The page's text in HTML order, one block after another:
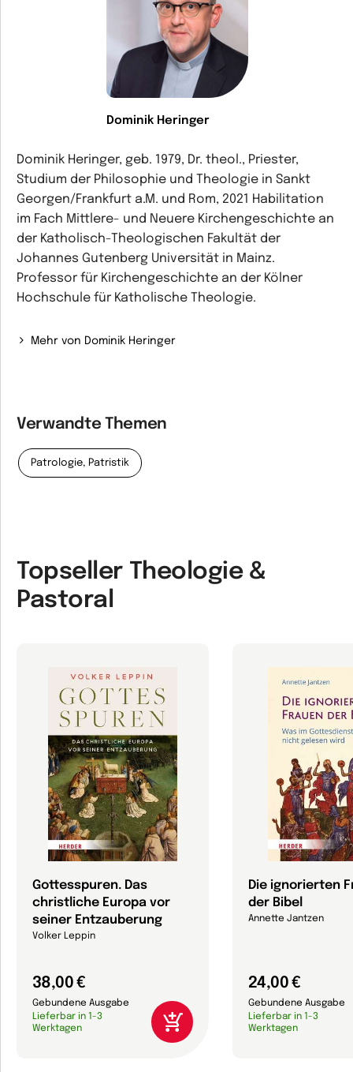
Dominik Heringer
Dominik Heringer, geb. 1979, Dr. theol., Priester,
Studium der Philosophie und Theologie in Sankt
Georgen/Frankfurt a.M. und Rom, 2021 Habilitation
im Fach Mittlere- und Neuere Kirchengeschichte an
der Katholisch-Theologischen Fakultät der
Johannes Gutenberg Universität in Mainz.
Professor für Kirchengeschichte an der Kölner
Hochschule für Katholische Theologie.
Mehr von Dominik Heringer
Verwandte Themen
Patrologie, Patristik
Topseller Theologie &
Pastoral
Gottesspuren. Das
christliche Europa vor
seiner Entzauberung
Volker Leppin
38,00 €
Gebundene Ausgabe
Lieferbar in 1-3
Werktagen
Die ignorierten
der Bibel
Annette Jantzen
24,00 €
Gebundene Ausgabe
Lieferbar in 1-3
Werktagen